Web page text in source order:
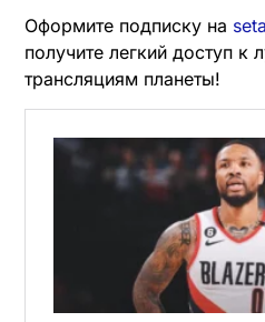
Оформите подписку на
получите легкий доступ
трансляциям планеты!